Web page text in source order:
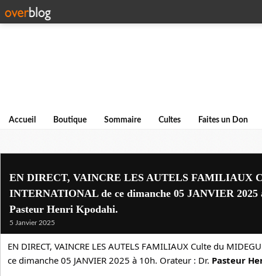
Accueil Boutique Sommaire Cultes Faites un Don
EN DIRECT, VAINCRE LES AUTELS FAMILIAUX
INTERNATIONAL de ce dimanche 05 JANVIER
Pasteur Henri Kpodahi.
5 Janvier 2025
EN DIRECT, VAINCRE LES AUTELS FAMILIAUX Culte du
ce dimanche 05 JANVIER 2025 à 10h. Orateur : Dr. Pasteur